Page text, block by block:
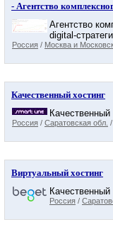
- Агентство
Агентство
digital-
Россия / Москва и
Качественный хостинг
Россия / Саратовская обл.
Виртуальный хостинг
Россия /